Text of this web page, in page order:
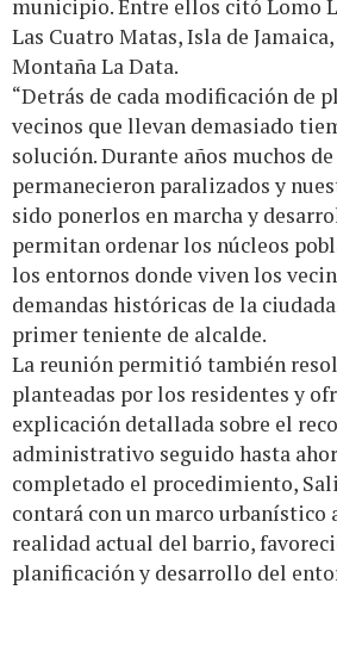
municipio. Entre ellos citó Lomo
Las Cuatro Matas, Isla de
Montaña La Data.
“Detrás de cada modificación de
vecinos que llevan demasiado
solución. Durante años muchos
permanecieron paralizados y
sido ponerlos en marcha y
permitan ordenar los núcleos
los entornos donde viven los
demandas históricas de la
primer teniente de alcalde.
La reunión permitió también
planteadas por los residentes y
explicación detallada sobre el
administrativo seguido hasta
completado el procedimiento,
contará con un marco urbanístico
realidad actual del barrio,
planificación y desarrollo del